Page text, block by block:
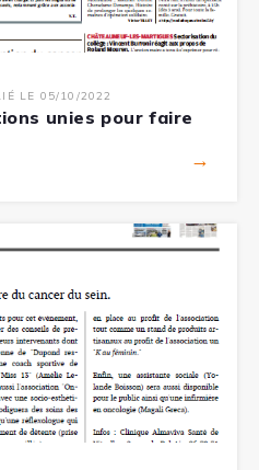
LE 05/10/2022
unies pour faire
→